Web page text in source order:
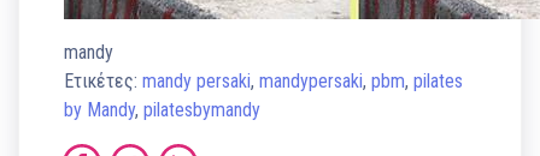
mandy
Ετικέτες:mandy persaki,mandypersaki,pbm,pilates
by Mandy,pilatesbymandy